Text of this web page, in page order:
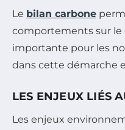
Le bilan carbone
comportements sur le
importante pour les
dans cette démarche
LES ENJEUX LIÉS
Les enjeux